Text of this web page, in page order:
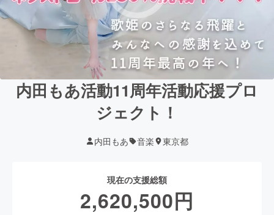
内田もあ活動11周年活動応援プロ
ジェクト！
内田もあ 音楽 東京都
現在の支援総額
2,620,500円